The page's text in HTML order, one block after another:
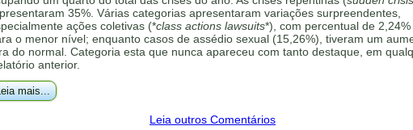
35%. Várias categorias apresentaram variações surpreendentes,
ações coletivas (*class actions lawsuits*), com percentual de 2,24%
o menor nível; enquanto casos de assédio sexual (15,26%), tiveram um
do normal. Categoria esta que nunca apareceu com tanto destaque, em
anterior.
mais...
Leia outros Comentários